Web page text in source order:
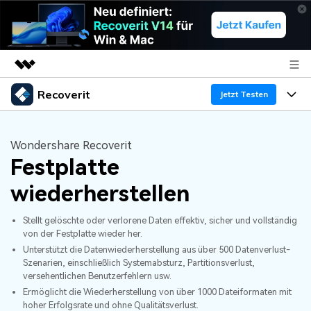
Top-Produkte
Dienstprogramme
Überblick
Lösungen
Über uns
Presseraum
Shop
Support
Recoverit Jetzt Testen
Recoverit für Windows
Ein führendes Tool zur Datenrettung für Windows
Kostenlos Testen
Recoverit für Mac
KI
Funktionen
Wiederherstellung von Laufwerken
Gel?schte Medien wiederherstellen
Exklusive Wiederherstellungsl?sungen
Ressourcen
Warum Recoverit
Experte für Datenrettung
Kundengeschichten
Guide
Wondershare Recoverit
Festplatte
wiederherstellen
Stellt gelöschte oder verlorene Daten effektiv, sicher und vollständig
von der Festplatte wieder her.
Unterstützt die Datenwiederherstellung aus über 500 Datenverlust-
Szenarien, einschließlich Systemabsturz, Partitionsverlust,
versehentlichen Benutzerfehlern usw.
Ermöglicht die Wiederherstellung von über 1000 Dateiformaten mit
hoher Erfolgsrate und ohne Qualitätsverlust.